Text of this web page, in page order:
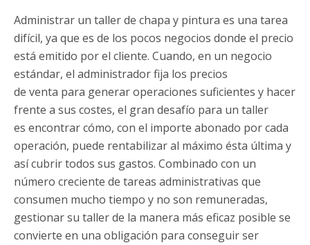
Administrar un taller de chapa y pintura es una tarea
difícil, ya que es de los pocos negocios donde el precio
está emitido por el cliente. Cuando, en un negocio
estándar, el administrador fija los precios
de venta para generar operaciones suficientes y hacer
frente a sus costes, el gran desafío para un taller
es encontrar cómo, con el importe abonado por cada
operación, puede rentabilizar al máximo ésta última y
así cubrir todos sus gastos. Combinado con un
número creciente de tareas administrativas que
consumen mucho tiempo y no son remuneradas,
gestionar su taller de la manera más eficaz posible se
convierte en una obligación para conseguir ser